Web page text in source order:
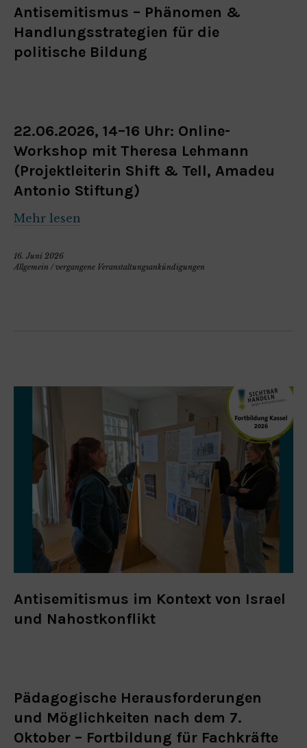
Antisemitismus – Phänomen &
Handlungsstrategien für die
politische Bildung
22.06.2026, 14–16 Uhr: Online-
Workshop mit Theresa Lehmann
(Projektleiterin Shift & Tell, Amadeu
Antonio Stiftung)
Mehr lesen
16. Juni 2026
Allgemein /vergangene Veranstaltungsankündigungen
Antisemitismus im Kontext von Israel
und Nahostkonflikt
Pädagogische Herausforderungen
und Möglichkeiten nach dem 7.
Oktober – Fortbildung für Fachkräfte